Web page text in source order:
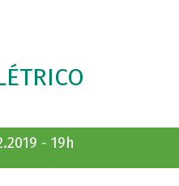
- 19h